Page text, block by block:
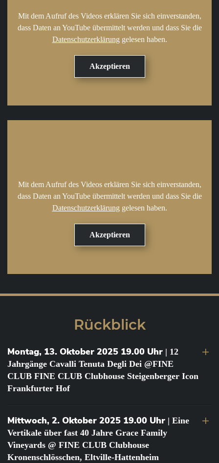
Mit dem Aufruf des Videos erklären Sie sich einverstanden,
dass Daten an YouTube übermittelt werden und dass Sie die
Datenschutzerklärung gelesen haben.
Mit dem Aufruf des Videos erklären Sie sich einverstanden,
dass Daten an YouTube übermittelt werden und dass Sie die
Datenschutzerklärung gelesen haben.
Rückblick
Montag, 13. Oktober 2025 19.00 Uhr | 12
Jahrgänge Cavalli Tenuta Degli Dei @FINE
CLUB FINE CLUB Clubhouse Steigenberger Icon
Frankfurter Hof
Mittwoch, 2. Oktober 2025 19.00 Uhr | Eine
Vertikale über fast 40 Jahre Grace Family
Vineyards @ FINE CLUB Clubhouse
Kronenschlösschen, Eltville-Hattenheim